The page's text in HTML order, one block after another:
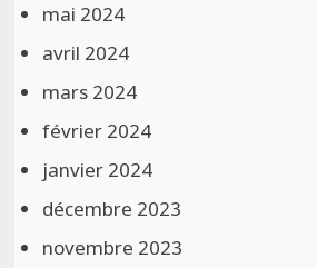
mai 2024
avril 2024
mars 2024
février 2024
janvier 2024
décembre 2023
novembre 2023